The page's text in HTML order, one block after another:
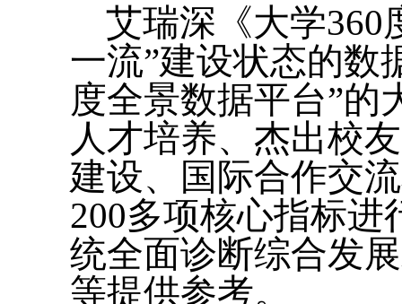
艾瑞深《大学360
一流”建设状态的数
度全景数据平台”的
人才培养、杰出校
建设、国际合作交
200多项核心指标
统全面诊断综合发
等提供参考。